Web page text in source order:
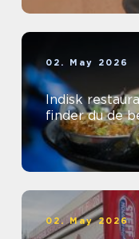
02. May 2026
Indisk
finder du de
02. May 2026